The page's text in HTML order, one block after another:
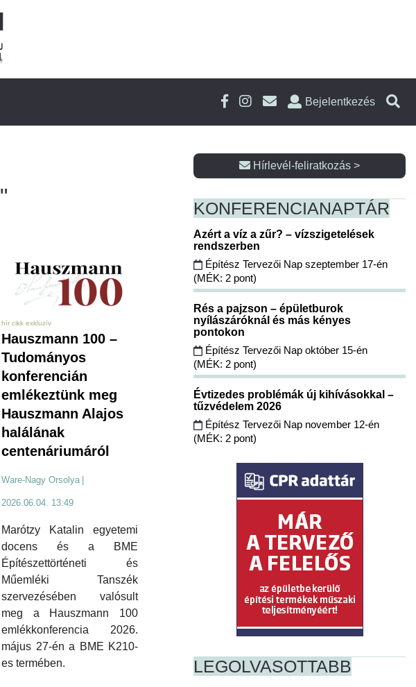
Bejelentkezés
"
hír cikk exkluzív
Hauszmann 100 –
Tudományos
konferencián
emlékeztünk meg
Hauszmann Alajos
halálának
centenáriumáról
Ware-Nagy Orsolya
2026.06.04. 13:49
Marótzy Katalin egyetemi
docens és a BME
Építészettörténeti és
Műemléki Tanszék
szervezésében valósult
meg a Hauszmann 100
emlékkonferencia 2026.
május 27-én a BME K210-
es termében.
Hírlevél-feliratkozás >
KONFERENCIANAPTÁR
Azért a víz a zűr? – vízszigetelések
rendszerben
Építész Tervezői Nap szeptember 17-én
(MÉK: 2 pont)
Rés a pajzson – épületburok
nyílászáróknál és más kényes
pontokon
Építész Tervezői Nap október 15-én
(MÉK: 2 pont)
Évtizedes problémák új kihívásokkal –
tűzvédelem 2026
Építész Tervezői Nap november 12-én
(MÉK: 2 pont)
LEGOLVASOTTABB